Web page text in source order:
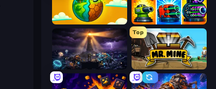
Land Explorers: Merge & Build Pumpkin Defense: Merge Cannon
The Last Lighthouse
Top
Mr. Mine